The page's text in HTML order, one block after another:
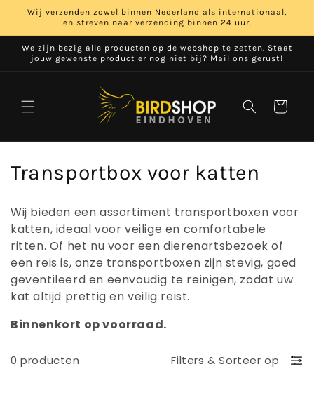
naar de
content
Wij verzenden zowel binnen Nederland als internationaal,
en streven naar verzending binnen 24 uur.
We zijn bezig alle producten op de webshop te zetten. Staat
jouw gewenste product er nog niet bij? Mail ons gerust!
Winkelwagen
C
l
l
e
c
t
i
Transportbox voor katten
Wij bieden een assortiment transportboxen voor
katten, ideaal voor veilige en comfortabele
ritten. Of het nu voor een dierenartsbezoek of
een reis is, onze transportboxen zijn stevig, goed
geventileerd en eenvoudig te reinigen, zodat uw
kat altijd prettig en veilig reist.
Binnenkort op voorraad.
0 producten Filters &Sorteer op